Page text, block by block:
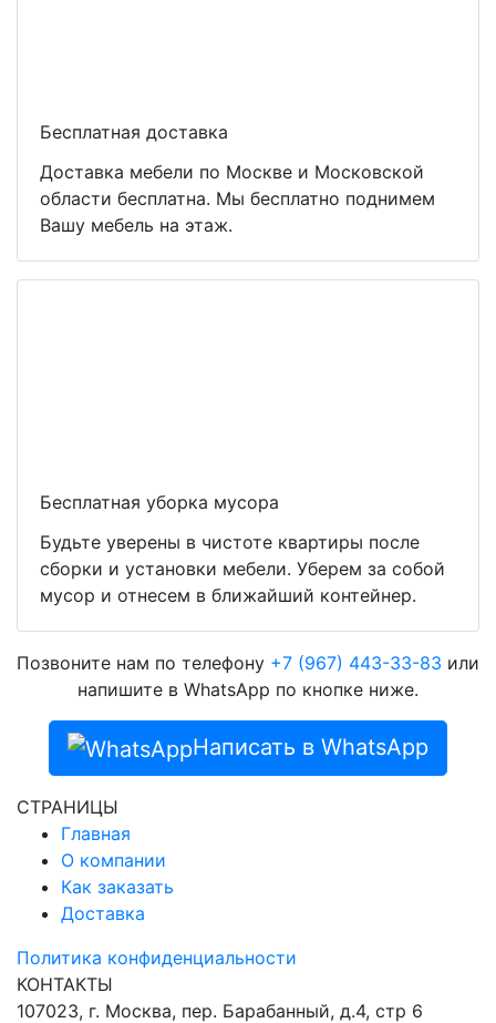
Бесплатная доставка
Доставка мебели по Москве и Московской
области бесплатна. Мы бесплатно поднимем
Вашу мебель на этаж.
Бесплатная уборка мусора
Будьте уверены в чистоте квартиры после
сборки и установки мебели. Уберем за собой
мусор и отнесем в ближайший контейнер.
Позвоните нам по телефону +7 (967) 443-33-83 или
напишите в WhatsApp по кнопке ниже.
Написать в WhatsApp
СТРАНИЦЫ
Главная
О компании
Как заказать
Доставка
Политика конфиденциальности
КОНТАКТЫ
107023, г. Москва, пер. Барабанный, д.4, стр 6